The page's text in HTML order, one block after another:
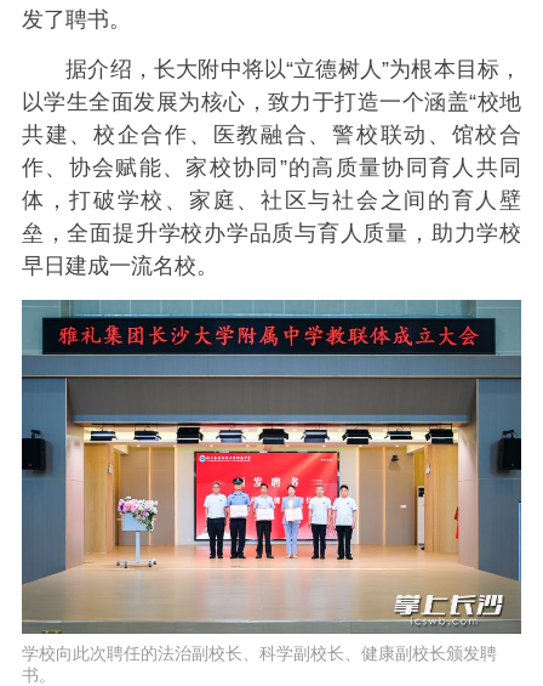
发了聘书。
据介绍，长大附中将以“立德树人”为根本目标，
以学生全面发展为核心，致力于打造一个涵盖“校地
共建、校企合作、医教融合、警校联动、馆校合
作、协会赋能、家校协同”的高质量协同育人共同
体，打破学校、家庭、社区与社会之间的育人壁
垒，全面提升学校办学品质与育人质量，助力学校
早日建成一流名校。
学校向此次聘任的法治副校长、科学副校长、健康副校长颁发聘
书。